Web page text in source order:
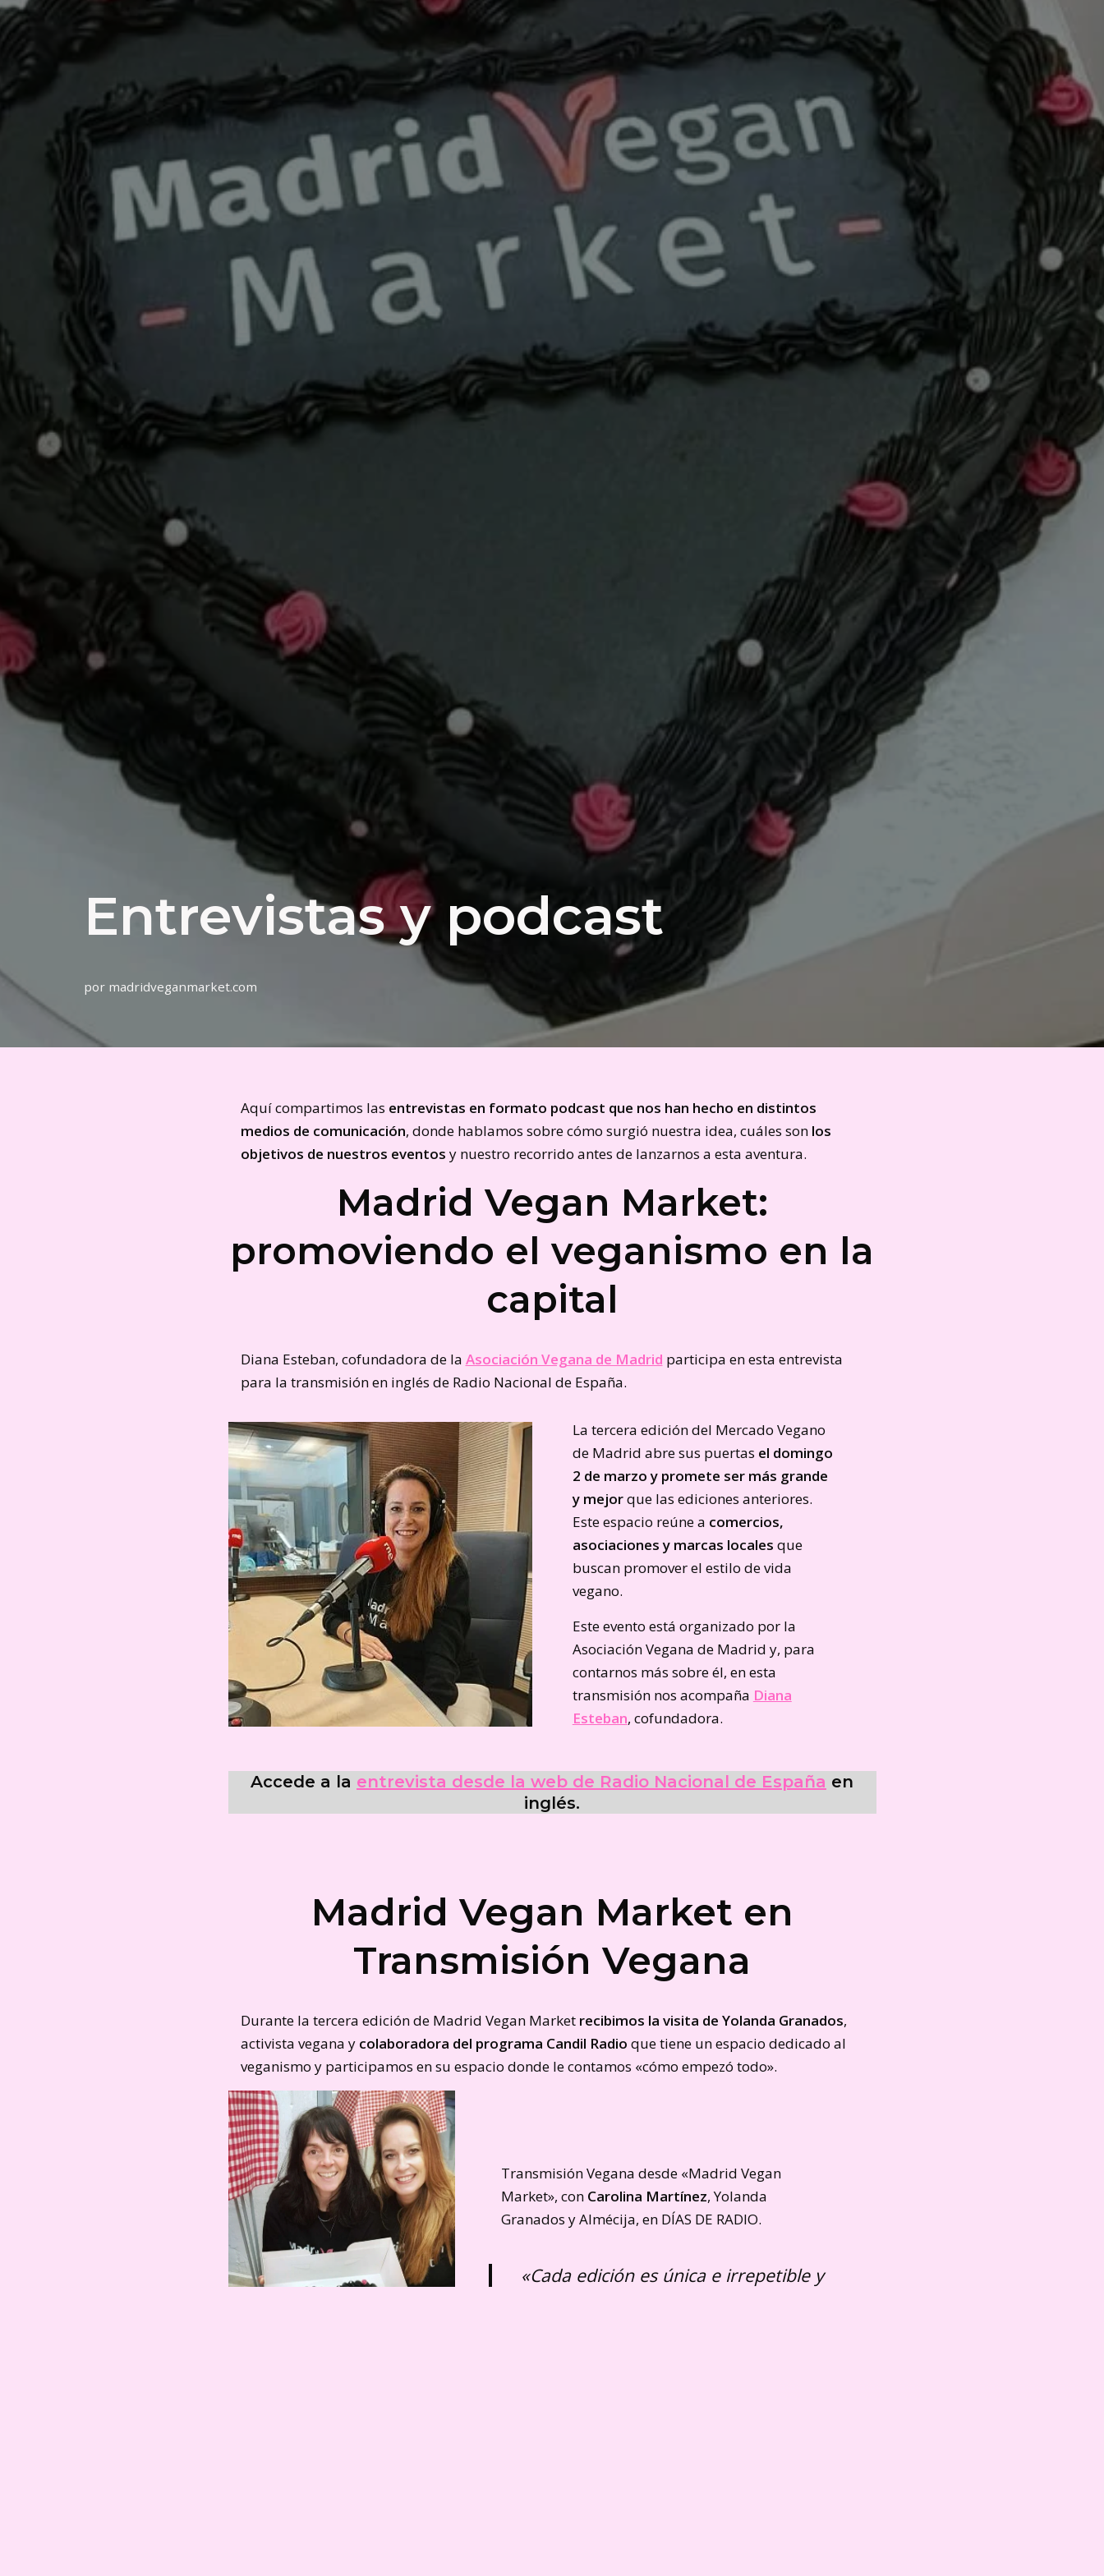
Entrevistas y podcast
por madridveganmarket.com
Aquí compartimos las entrevistas en formato podcast que nos han hecho en distintos
medios de comunicación, donde hablamos sobre cómo surgió nuestra idea, cuáles son los
objetivos de nuestros eventos y nuestro recorrido antes de lanzarnos a esta aventura.
Madrid Vegan Market:
promoviendo el veganismo en la
capital
Diana Esteban, cofundadora de la Asociación Vegana de Madrid participa en esta entrevista
para la transmisión en inglés de Radio Nacional de España.
La tercera edición del Mercado Vegano
de Madrid abre sus puertas el domingo
2 de marzo y promete ser más grande
y mejorque las ediciones anteriores.
Este espacio reúne a comercios,
asociaciones y marcas locales que
buscan promover el estilo de vida
vegano.
Este evento está organizado por la
Asociación Vegana de Madrid y, para
contarnos más sobre él, en esta
transmisión nos acompaña Diana
Esteban, cofundadora.
Accede a la entrevista desde la web de Radio Nacional de España en
inglés.
Madrid Vegan Market en
Transmisión Vegana
Durante la tercera edición de Madrid Vegan Market recibimos la visita de Yolanda Granados,
activista vegana y colaboradora del programa Candil Radio que tiene un espacio dedicado al
veganismo y participamos en su espacio donde le contamos «cómo empezó todo».
Transmisión Vegana desde «Madrid Vegan
Market», con Carolina Martínez, Yolanda
Granados y Almécija, en DÍAS DE RADIO.
«Cada edición es única e irrepetible y